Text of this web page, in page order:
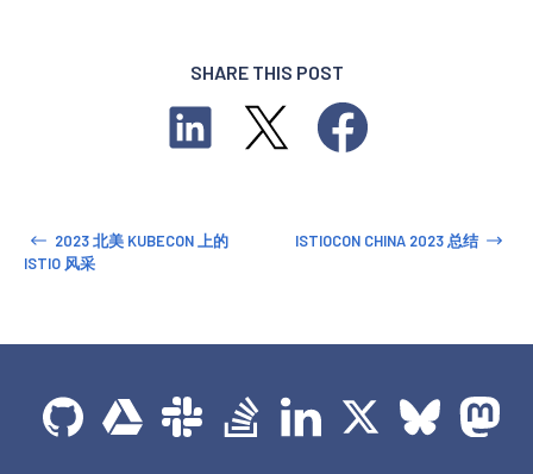
SHARE THIS POST
2023 北美 KUBECON 上的
ISTIO 风采
ISTIOCON CHINA 2023 总结